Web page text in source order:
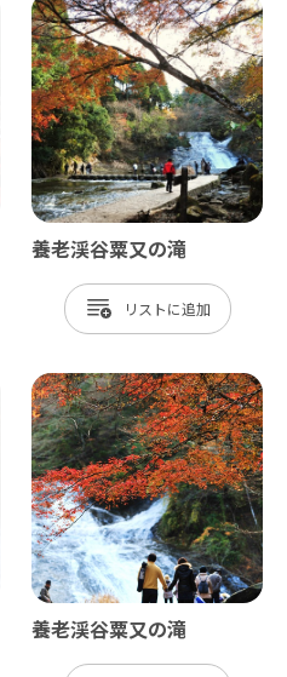
養老渓谷粟又の滝
リスト
養老渓谷粟又の滝